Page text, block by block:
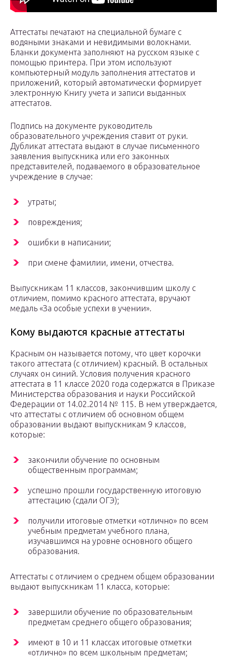
Аттестаты печатают на специальной бумаге с
водяными знаками и невидимыми волокнами.
Бланки документа заполняют на русском языке с
помощью принтера. При этом используют
компьютерный модуль заполнения аттестатов и
приложений, который автоматически формирует
электронную Книгу учета и записи выданных
аттестатов.
Подпись на документе руководитель
образовательного учреждения ставит от руки.
Дубликат аттестата выдают в случае письменного
заявления выпускника или его законных
представителей, подаваемого в образовательное
учреждение в случае:
утраты;
повреждения;
ошибки в написании;
при смене фамилии, имени, отчества.
Выпускникам 11 классов, закончившим школу с
отличием, помимо красного аттестата, вручают
медаль «За особые успехи в учении».
Кому выдаются красные аттестаты
Красным он называется потому, что цвет корочки
такого аттестата (с отличием) красный. В остальных
случаях он синий. Условия получения красного
аттестата в 11 классе 2020 года содержатся в Приказе
Министерства образования и науки Российской
Федерации от 14.02.2014 № 115. В нем утверждается,
что аттестаты с отличием об основном общем
образовании выдают выпускникам 9 классов,
которые:
закончили обучение по основным
общественным программам;
успешно прошли государственную итоговую
аттестацию (сдали ОГЭ);
получили итоговые отметки «отлично» по всем
учебным предметам учебного плана,
изучавшимся на уровне основного общего
образования.
Аттестаты с отличием о среднем общем образовании
выдают выпускникам 11 класса, которые:
завершили обучение по образовательным
предметам среднего общего образования;
имеют в 10 и 11 классах итоговые отметки
«отлично» по всем школьным предметам;